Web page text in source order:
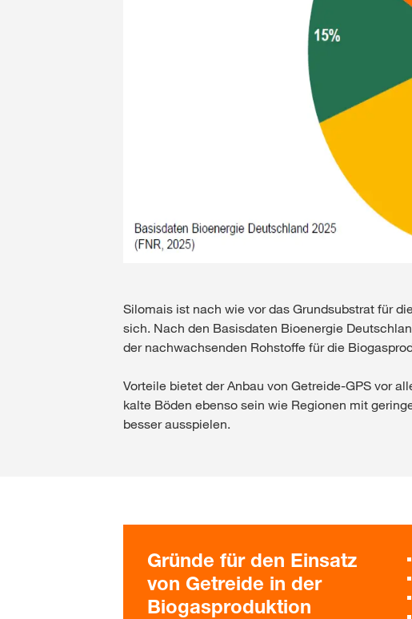
Silomais ist nach wie vor das Grundsubstrat für
sich. Nach den Basisdaten Bioenergie
der nachwachsenden Rohstoffe für die
Vorteile bietet der Anbau von Getreide-GPS vor
kalte Böden ebenso sein wie Regionen mit
besser ausspielen.
Gründe für den Einsatz
von Getreide in der
Biogasproduktion